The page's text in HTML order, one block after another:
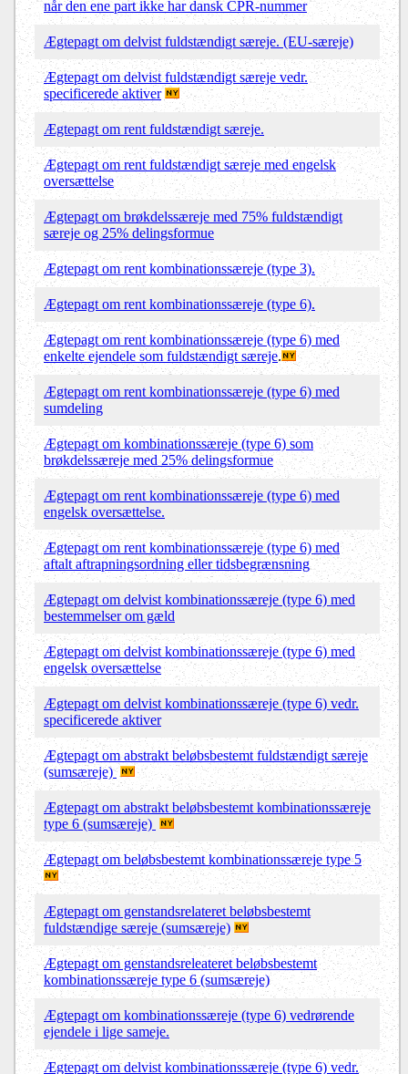
når den ene part ikke har dansk CPR-nummer
Ægtepagt om delvist fuldstændigt særeje. (EU-særeje)
Ægtepagt om delvist fuldstændigt særeje vedr.
specificerede aktiver
Ægtepagt om rent fuldstændigt særeje.
Ægtepagt om rent fuldstændigt særeje med engelsk
oversættelse
Ægtepagt om brøkdelssæreje med 75% fuldstændigt
særeje og 25% delingsformue
Ægtepagt om rent kombinationssæreje (type 3).
Ægtepagt om rent kombinationssæreje (type 6).
Ægtepagt om rent kombinationssæreje (type 6) med
enkelte ejendele som fuldstændigt særeje.
Ægtepagt om rent kombinationssæreje (type 6) med
sumdeling
Ægtepagt om kombinationssæreje (type 6) som
brøkdelssæreje med 25% delingsformue
Ægtepagt om rent kombinationssæreje (type 6) med
engelsk oversættelse.
Ægtepagt om rent kombinationssæreje (type 6) med
aftalt aftrapningsordning eller tidsbegrænsning
Ægtepagt om delvist kombinationssæreje (type 6) med
bestemmelser om gæld
Ægtepagt om delvist kombinationssæreje (type 6) med
engelsk oversættelse
Ægtepagt om delvist kombinationssæreje (type 6) vedr.
specificerede aktiver
Ægtepagt om abstrakt beløbsbestemt fuldstændigt særeje
(sumsæreje)
Ægtepagt om abstrakt beløbsbestemt kombinationssæreje
type 6 (sumsæreje)
Ægtepagt om beløbsbestemt kombinationssæreje type 5
Ægtepagt om genstandsrelateret beløbsbestemt
fuldstændige særeje (sumsæreje)
Ægtepagt om genstandsreleateret beløbsbestemt
kombinationssæreje type 6 (sumsæreje)
Ægtepagt om kombinationssæreje (type 6) vedrørende
ejendele i lige sameje.
Ægtepagt om delvist kombinationssæreje (type 6) vedr.